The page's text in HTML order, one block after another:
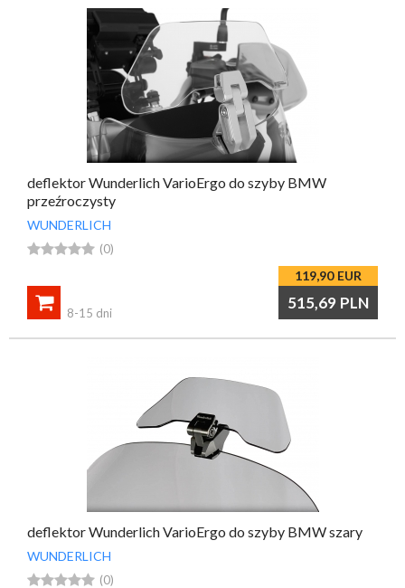
deflektor Wunderlich VarioErgo do szyby BMW
przeźroczysty
WUNDERLICH
 (0)
119,90 EUR
515,69 PLN

8-15 dni
deflektor Wunderlich VarioErgo do szyby BMW szary
WUNDERLICH
 (0)